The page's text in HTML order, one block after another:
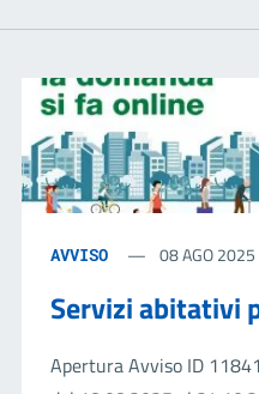
AVVISO 08 AGO 2025
Servizi abitativi
Apertura Avviso ID